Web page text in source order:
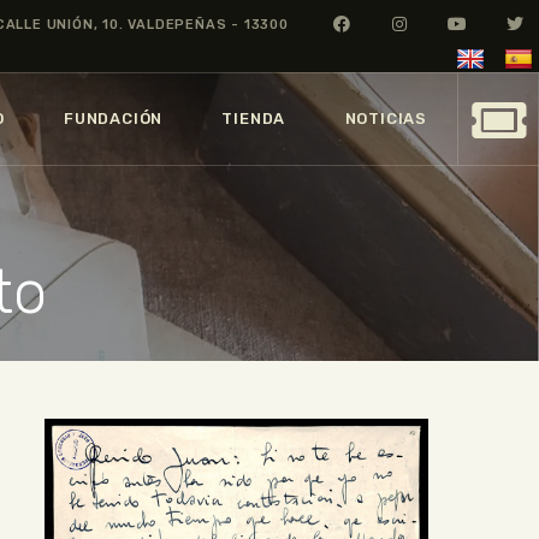
UNIÓN, 10. VALDEPEÑAS - 13300
FUNDACIÓN TIENDA NOTICIAS